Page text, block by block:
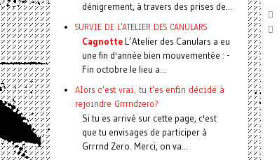
dénigrement, à travers des prises de...
SURVIE DE L'ATELIER DES CANULARS
Cagnotte L’Atelier des Canulars a eu
une fin d'année bien mouvementée : -
Fin octobre le lieu a...
Alors c'est vrai, tu t'es enfin décidé à
rejoindre Grrrndzero?
Si tu es arrivé sur cette page, c'est
que tu envisages de participer à
Grrrnd Zero. Merci, on va...